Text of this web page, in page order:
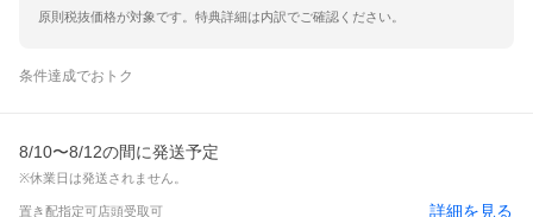
原則税抜価格が対象です。特典詳細は内訳でご確認ください。
条件達成でおトク
8/10〜8/12の間に発送予定
※休業日は発送されません。
置き配指定可 店頭受取可 詳細を見る